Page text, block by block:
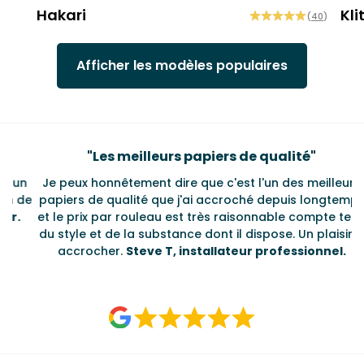
Hakari (40)
Afficher les modèles populaires
TestimonialsLes meilleurs papiers de qualité"
Je peux honnêtement dire que c'est l'un des meilleurs
papiers de qualité que j'ai accroché depuis longtemps
et le prix par rouleau est très raisonnable compte tenu
du style et de la substance dont il dispose. Un plaisir à
accrocher.Steve T, installateur professionnel.